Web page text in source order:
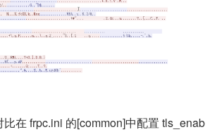
在 frpc.ini 的[common]中配置 tls_enab